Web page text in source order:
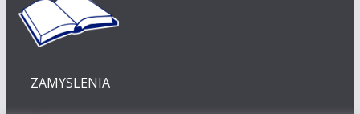
ZAMYSLENIA